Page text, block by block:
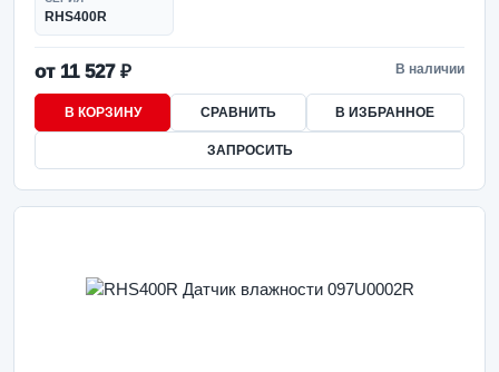
RHS400R
от 11 527 ₽ В наличии
В КОРЗИНУ СРАВНИТЬ В ИЗБРАННОЕ
ЗАПРОСИТЬ